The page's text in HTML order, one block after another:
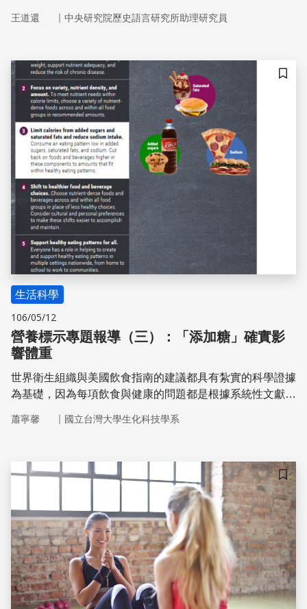
素，使得腸道菌群的組成不正常。為了改善此現象，「接
王道還 ｜ 中央研究院歷史語言研究所助理研究員
儲存
生活科學
106/05/12
營養標示專題報導（三）：「添加糖」確實影
響體重
世界衛生組織與美國飲食指南的建議都具有紮實的科學證據
為基礎，因為每項飲食與健康的問題都是根據系統性文獻回
場分歧，這種獨特的文獻整理方法首先採用資訊科技從所有
預定的嚴格實驗設計標準篩選高品質的報告，然後運用統計
學方法加以整合而獲得結論，如此提煉出可信度較高且較客
蕭寧馨 ｜ 國立台灣大學生化科技學系
儲存